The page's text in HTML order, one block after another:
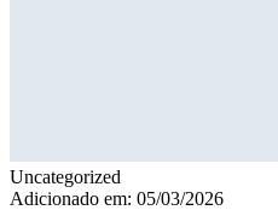
Uncategorized
Adicionado em: 05/03/2026